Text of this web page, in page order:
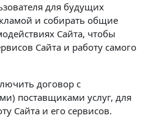
для будущих
и собирать общие
Сайта, чтобы
Сайта и работу самого
договор с
поставщиками услуг, для
Сайта и его сервисов.